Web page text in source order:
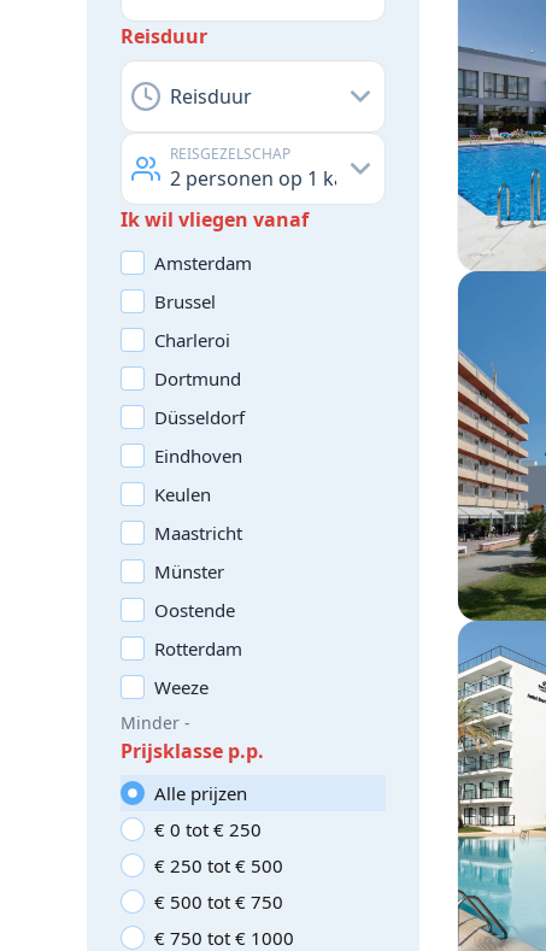
Reisduur
Reisduur
REISGEZELSCHAP
2 personen op 1 kamer
Ik wil vliegen vanaf
Amsterdam
Brussel
Charleroi
Dortmund
Düsseldorf
Eindhoven
Keulen
Maastricht
Münster
Oostende
Rotterdam
Weeze
Minder -
Prijsklasse p.p.
Alle prijzen
€ 0 tot € 250
€ 250 tot € 500
€ 500 tot € 750
€ 750 tot € 1000